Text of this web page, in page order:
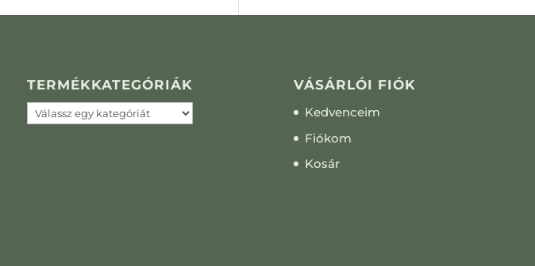
TERMÉKKATEGÓRIÁK VÁSÁRLÓI FIÓK
Kedvenceim
Fiókom
Kosár